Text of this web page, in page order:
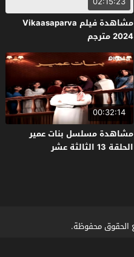
مشاهدة فيلم Vikaasaparva
2024 مترجم
00:32:14
مشاهدة مسلسل بنات عمير
الحلقة 13 الثالثة عشر